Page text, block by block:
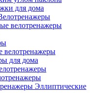
для дома
велотренажеры
велотренажеры
для дома
Эллиптические